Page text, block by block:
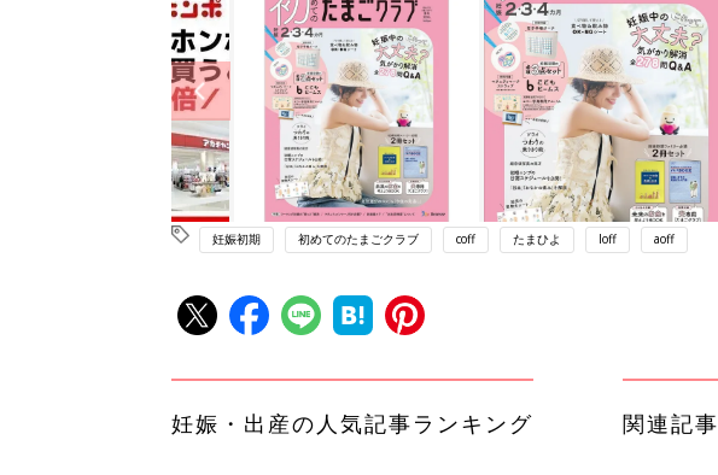
妊娠初期 初めてのたまごクラブ coff たまひよ loff aoff
妊娠・出産の人気記事ランキング 関連記事